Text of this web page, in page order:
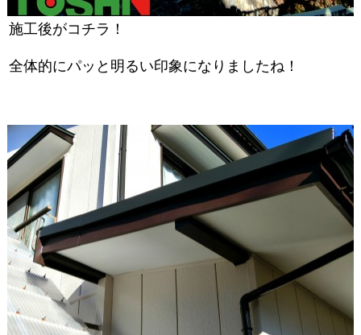
施工後がコチラ！
全体的にパッと明るい印象になりましたね！